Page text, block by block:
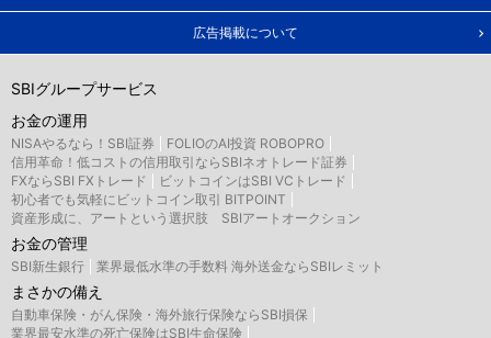
広告掲載について
SBIグループサービス
お金の運用
NISAやるなら！SBI証券
FOLIOのAI投資 ROBOPRO
信用革命！低コストの信用取引ならSBIネオトレード証券
FXならSBI FXトレード
ビットコインはSBI VCトレード
初心者でも気軽にビットコイン取引 BITPOINT
資産形成に、アートという選択肢 SBIアートオークション
お金の管理
SBI新生銀行 業界最低水準の手数料 海外送金ならSBIレミット
まさかの備え
自動車保険・がん保険・海外旅行保険ならSBI損保
業界最安水準の死亡保険はSBI生命保険